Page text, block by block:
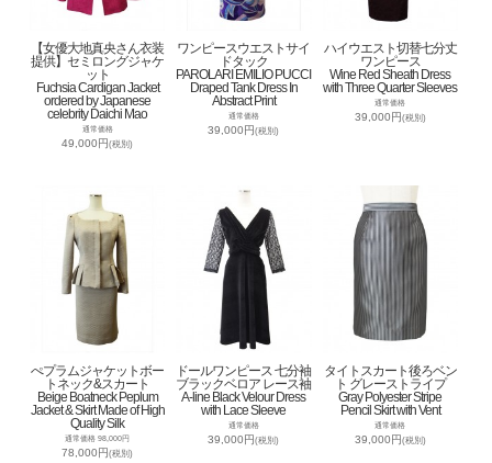
【女優大地真央さん衣装
提供】セミロングジャケ
ット
Fuchsia Cardigan Jacket
ordered by Japanese
celebrity Daichi Mao
通常価格
49,000円(税別)
ワンピースウエストサイ
ドタック
PAROLARI EMILIO PUCCI
Draped Tank Dress In
Abstract Print
通常価格
39,000円(税別)
ハイウエスト切替七分丈
ワンピース
Wine Red Sheath Dress
with Three Quarter Sleeves
通常価格
39,000円 (税別)
ぺプラムジャケットボー
トネック&スカート
Beige Boatneck Peplum
Jacket & Skirt Made of High
Quality Silk
通常価格 98,000円
78,000円(税別)
ドールワンピース 七分袖
ブラックベロア レース袖
A-line Black Velour Dress
with Lace Sleeve
通常価格
39,000円(税別)
タイトスカート後ろベン
ト グレーストライプ
Gray Polyester Stripe
Pencil Skirt with Vent
通常価格
39,000円 (税別)